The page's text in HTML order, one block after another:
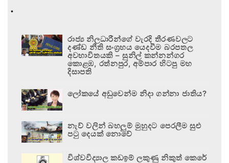
.
රාජ්‍ය නිලධාරීන්ගේ වැරදි තීරණවලට
දණ්ඩ නීති සංග්‍රහය යෙදවීම බරපතල
අවභාවිතයකි – සුනිල් කන්නන්ගර
කොළඹ, රත්නපුර, අම්පාර හිටපු මහ
දිසාපති
ලෝකයේ අඩුවෙන්ම නිදා ගන්නා ජාතිය?
නැව් වලින් බහලුම් මුහුදට පෙරලීම සුළු
පටු දෙයක් නොවේ
විශ්වවිද්‍යාල කඩඉම් ලකුණු නිකුත් කෙරේ